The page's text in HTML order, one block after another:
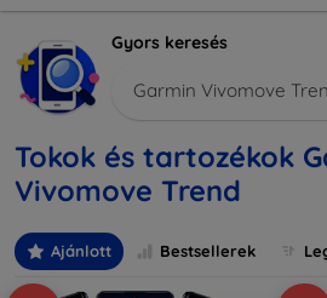
Gyors keresés
Garmin Vivomove
Tokok és tartozékok
Vivomove Trend
Ajánlott Bestsellerek